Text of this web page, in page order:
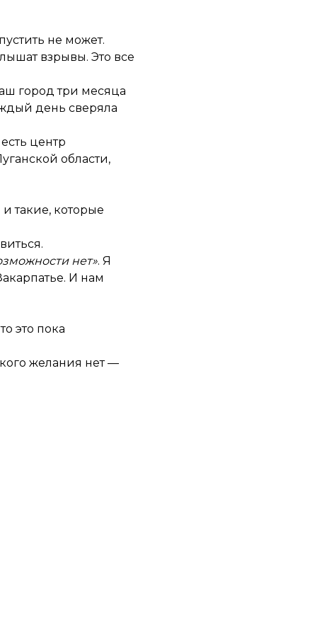
не может.
взрывы. Это все
город три месяца
день сверяла
центр
области,
такие, которые
нет». Я
И нам
это пока
желания нет —